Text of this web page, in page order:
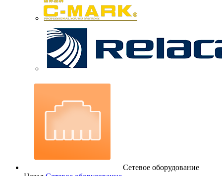
Сетевое оборудование